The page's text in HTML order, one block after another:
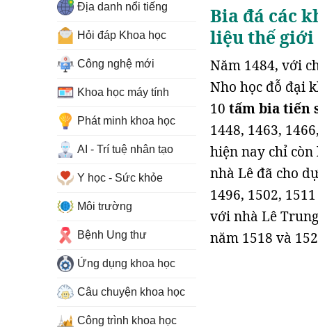
Bia đá các
liệu thế giới
Năm 1484, với
Nho học đỗ đại
10 tấm bia tiến
1448, 1463,
hiện nay chỉ
nhà Lê đã cho
1496, 1502,
với nhà Lê
năm 1518 và
Địa danh nổi tiếng
Hỏi đáp Khoa học
Công nghệ mới
Khoa học máy tính
Phát minh khoa học
AI - Trí tuệ nhân tạo
Y học - Sức khỏe
Môi trường
Bệnh Ung thư
Ứng dụng khoa học
Câu chuyện khoa học
Công trình khoa học